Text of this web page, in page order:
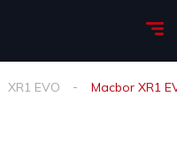
XR1 EVO Macbor XR1